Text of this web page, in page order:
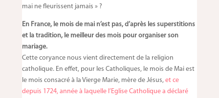
mai ne fleurissent jamais » ?
En France, le mois de mai n’est pas, d’après les superstitions
et la tradition, le meilleur des mois pour organiser son
mariage.
Cette coryance nous vient directement de la religion
catholique. En effet, pour les Catholiques, le mois de Mai est
le mois consacré à la Vierge Marie, mère de Jésus, et ce
depuis 1724, année à laquelle l’Eglise Catholique a déclaré